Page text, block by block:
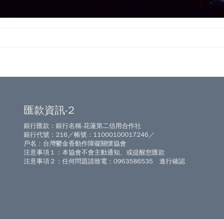
匯款資訊-2
銀行匯款：銀行名稱-花蓮第二信用合作社
銀行代號：216／帳號：11000100017246／
戶名：台灣鬱金香動作障礙關懷協會
注意事項１：本協會不會主動通知、或提醒您匯款
注意事項２：任何問題請致電：0963586535 進行確認